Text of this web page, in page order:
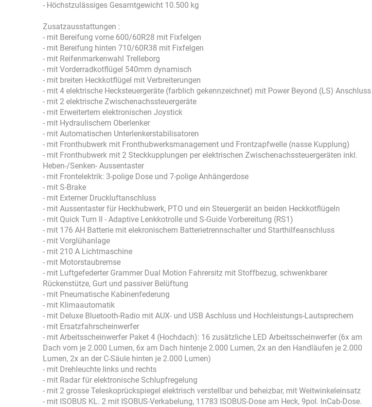
- Höchstzulässiges Gesamtgewicht 10.500 kg
Zusatzausstattungen :
- mit Bereifung vorne 600/60R28 mit Fixfelgen
- mit Bereifung hinten 710/60R38 mit Fixfelgen
- mit Reifenmarkenwahl Trelleborg
- mit Vorderradkotflügel 540mm dynamisch
- mit breiten Heckkotflügel mit Verbreiterungen
- mit 4 elektrische Hecksteuergeräte (farblich gekennzeichnet) mit Power Beyond (LS) Anschluss
- mit 2 elektrische Zwischenachssteuergeräte
- mit Erweitertem elektronischen Joystick
- mit Hydraulischem Oberlenker
- mit Automatischen Unterlenkerstabilisatoren
- mit Fronthubwerk mit Fronthubwerksmanagement und Frontzapfwelle (nasse Kupplung)
- mit Fronthubwerk mit 2 Steckkupplungen per elektrischen Zwischenachssteuergeräten inkl.
Heben-/Senken- Aussentaster
- mit Frontelektrik: 3-polige Dose und 7-polige Anhängerdose
- mit S-Brake
- mit Externer Druckluftanschluss
- mit Aussentaster für Heckhubwerk, PTO und ein Steuergerät an beiden Heckkotflügeln
- mit Quick Turn II - Adaptive Lenkkotrolle und S-Guide Vorbereitung (RS1)
- mit 176 AH Batterie mit elekronischem Batterietrennschalter und Starthilfeanschluss
- mit Vorglühanlage
- mit 210 A Lichtmaschine
- mit Motorstaubremse
- mit Luftgefederter Grammer Dual Motion Fahrersitz mit Stoffbezug, schwenkbarer
Rückenstütze, Gurt und passiver Belüftung
- mit Pneumatische Kabinenfederung
- mit Klimaautomatik
- mit Deluxe Bluetooth-Radio mit AUX- und USB Aschluss und Hochleistungs-Lautsprechern
- mit Ersatzfahrscheinwerfer
- mit Arbeitsscheinwerfer Paket 4 (Hochdach): 16 zusätzliche LED Arbeitsscheinwerfer (6x am
Dach vorn je 2.000 Lumen, 6x am Dach hintenje 2.000 Lumen, 2x an den Handläufen je 2.000
Lumen, 2x an der C-Säule hinten je 2.000 Lumen)
- mit Drehleuchte links und rechts
- mit Radar für elektronische Schlupfregelung
- mit 2 grosse Teleskoprückspiegel elektrisch verstellbar und beheizbar, mit Weitwinkeleinsatz
- mit ISOBUS KL. 2 mit ISOBUS-Verkabelung, 11783 ISOBUS-Dose am Heck, 9pol. InCab-Dose.